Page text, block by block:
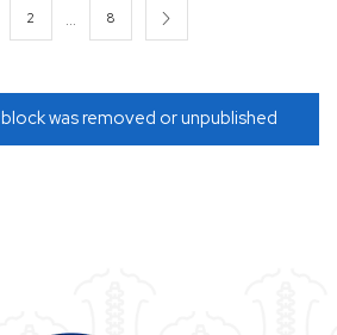
2 … 8
was removed or unpublished